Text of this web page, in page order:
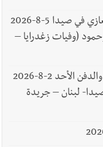
وفاة مصطفى محمد موسى 3-8-2026 والتعازي في صيدا 5-8-2026
(وفيات زغدرايا –
وفاة الشاب موسى محمد خلف عبد العزيز والدفن الأحد 2-8-2026
صيدا- لبنان – جريدة